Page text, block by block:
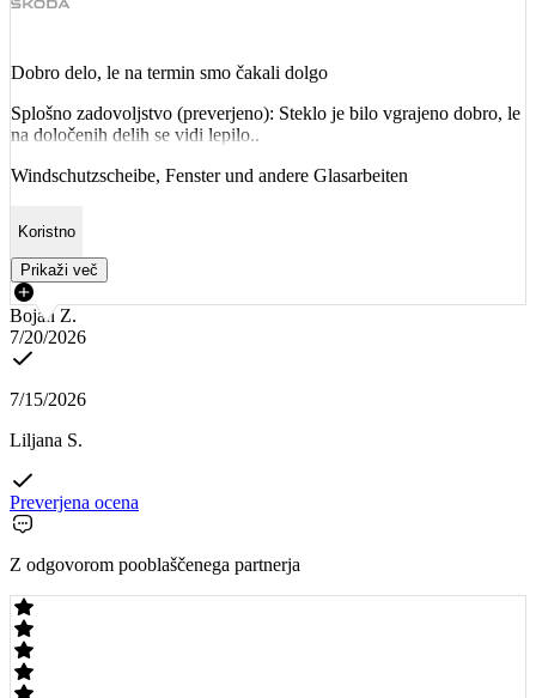
Dobro delo, le na termin smo čakali dolgo
Splošno zadovoljstvo (preverjeno): Steklo je bilo vgrajeno dobro, le
na določenih delih se vidi lepilo..
Windschutzscheibe, Fenster und andere Glasarbeiten
Koristno
Prikaži več
Bojan Z.
7/20/2026
7/15/2026
Liljana S.
Preverjena ocena
Z odgovorom pooblaščenega partnerja